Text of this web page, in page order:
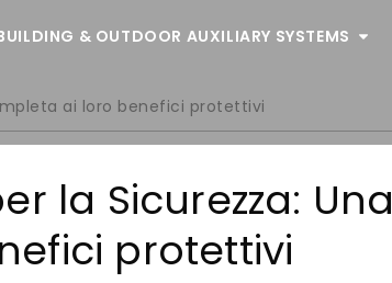
& OUTDOOR AUXILIARY SYSTEMS
ai loro benefici protettivi
la Sicurezza: Una
protettivi